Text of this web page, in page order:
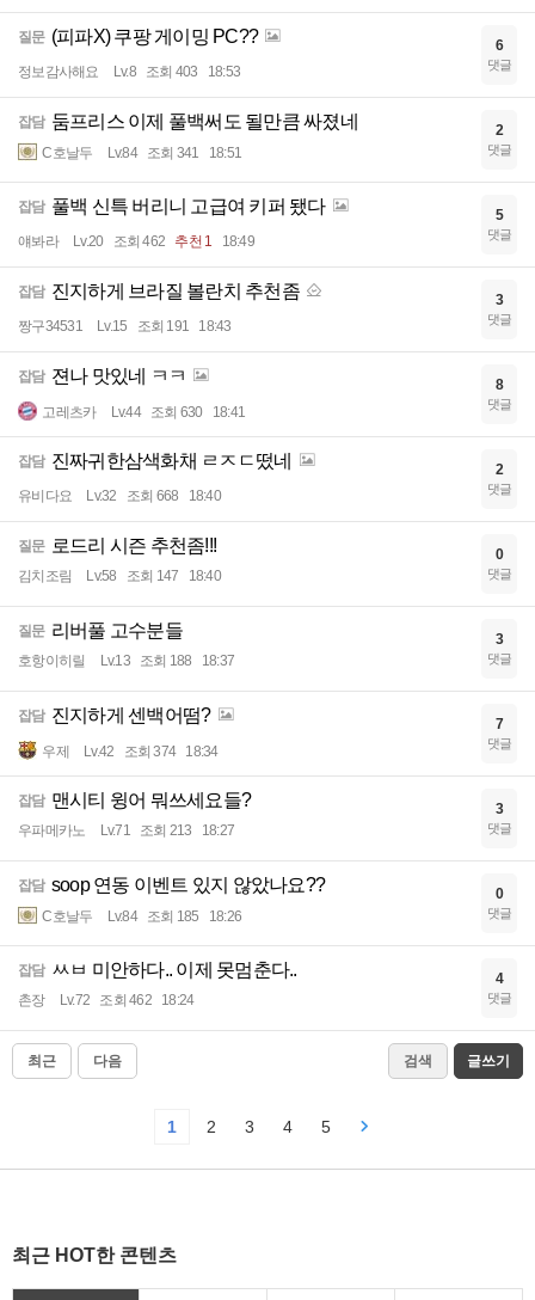
질문 (피파X) 쿠팡 게이밍 PC??
정보감사해요 Lv.8 조회 403 18:53
6
댓글
잡담 둠프리스 이제 풀백써도 될만큼 싸졌네
C호날두 Lv.84 조회 341 18:51
2
댓글
잡담 풀백 신특 버리니 고급여 키퍼 됐다
얘봐라 Lv.20 조회 462 추천 1 18:49
5
댓글
잡담 진지하게 브라질 볼란치 추천좀
짱구34531 Lv.15 조회 191 18:43
3
댓글
잡담 젼나 맛있네 ㅋㅋ
고레츠카 Lv.44 조회 630 18:41
8
댓글
잡담 진짜귀한삼색화채 ㄹㅈㄷ떴네
유비다요 Lv.32 조회 668 18:40
2
댓글
질문 로드리 시즌 추천좀!!!
김치조림 Lv.58 조회 147 18:40
0
댓글
질문 리버풀 고수분들
호항이히릴 Lv.13 조회 188 18:37
3
댓글
잡담 진지하게 센백어떰?
우제 Lv.42 조회 374 18:34
7
댓글
잡담 맨시티 윙어 뭐쓰세요들?
우파메카노 Lv.71 조회 213 18:27
3
댓글
잡담 soop 연동 이벤트 있지 않았나요??
C호날두 Lv.84 조회 185 18:26
0
댓글
잡담 ㅆㅂ 미안하다.. 이제 못멈춘다..
촌장 Lv.72 조회 462 18:24
4
댓글
최근 다음 검색 글쓰기
1 2 3 4 5
최근 HOT한 콘텐츠